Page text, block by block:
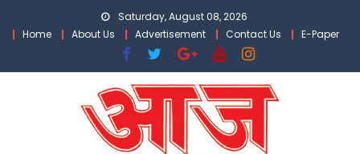
Saturday, August 08, 2026
Home
About Us Advertisement Contact Us E-Paper